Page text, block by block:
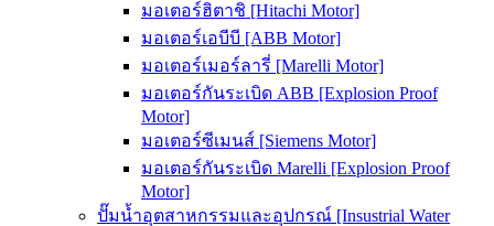
มอเตอร์ฮิตาชิ [Hitachi Motor]
มอเตอร์เอบีบี [ABB Motor]
มอเตอร์เมอร์ลารี่ [Marelli Motor]
มอเตอร์กันระเบิด ABB [Explosion Proof
Motor]
มอเตอร์ซีเมนส์ [Siemens Motor]
มอเตอร์กันระเบิด Marelli [Explosion Proof
Motor]
ปั๊มน้ำอุตสาหกรรมและอุปกรณ์ [Insustrial Water